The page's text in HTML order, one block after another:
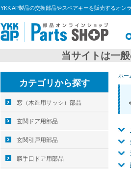
YKK AP製品の交換部品やスペアキーを販売するオン
当サイトは一
ホー
カテゴリから探す
窓（木造用サッシ）部品
玄関ドア用部品
玄関引戸用部品
勝手口ドア用部品